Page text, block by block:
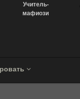
Учитель-
мафиози